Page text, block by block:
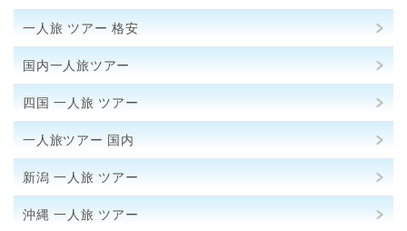
一人旅 ツアー 格安
国内一人旅ツアー
四国 一人旅 ツアー
一人旅ツアー 国内
新潟 一人旅 ツアー
沖縄 一人旅 ツアー